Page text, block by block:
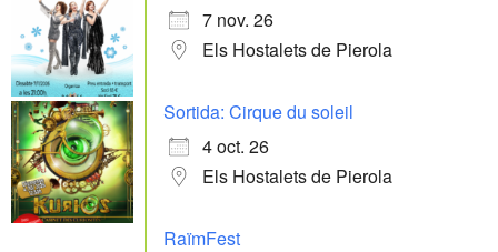
7 nov. 26
Els Hostalets de Pierola
Sortida: Cirque du soleil
4 oct. 26
Els Hostalets de Pierola
RaïmFest